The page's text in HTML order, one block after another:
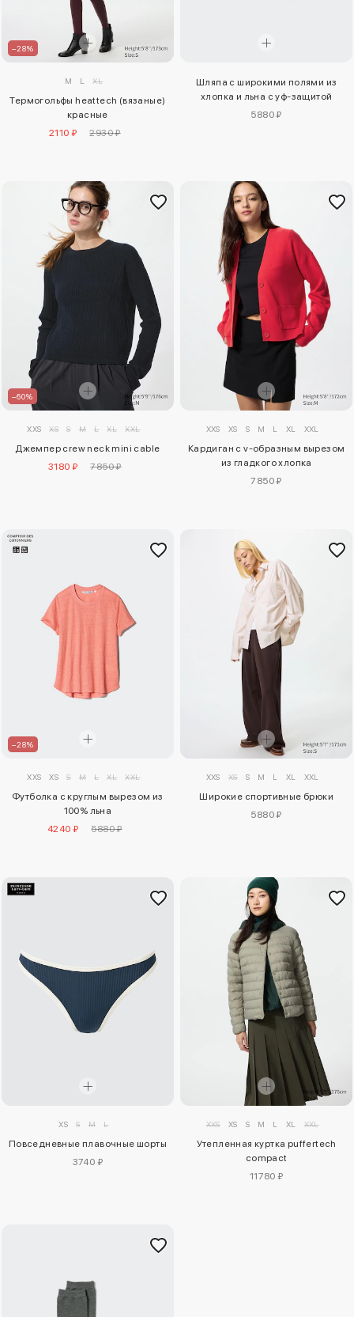
–28%
M L XL
Термогольфы heattech (вязаные)
красные
2110 ₽
2930 ₽
Шляпа с широкими полями из
хлопка и льна с уф-защитой
5880 ₽
–60%
XXS XS S M L XL XXL
Джемпер crew neck mini cable
3180 ₽
7850 ₽
XXS XS S M L XL XXL
Кардиган с v-образным вырезом
из гладкого хлопка
7850 ₽
–28%
XXS XS S M L XL XXL
Футболка с круглым вырезом из
100% льна
4240 ₽
5880 ₽
XXS XS S M L XL XXL
Широкие спортивные брюки
5880 ₽
XS S M L
Повседневные плавочные шорты
3740 ₽
XXS XS S M L XL XXL
Утепленная куртка puffertech
compact
11780 ₽